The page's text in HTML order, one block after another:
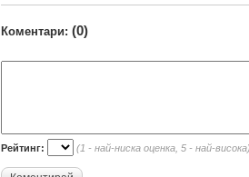
Коментари: (0)
Рейтинг: (1 - най-ниска оценка, 5 - най-